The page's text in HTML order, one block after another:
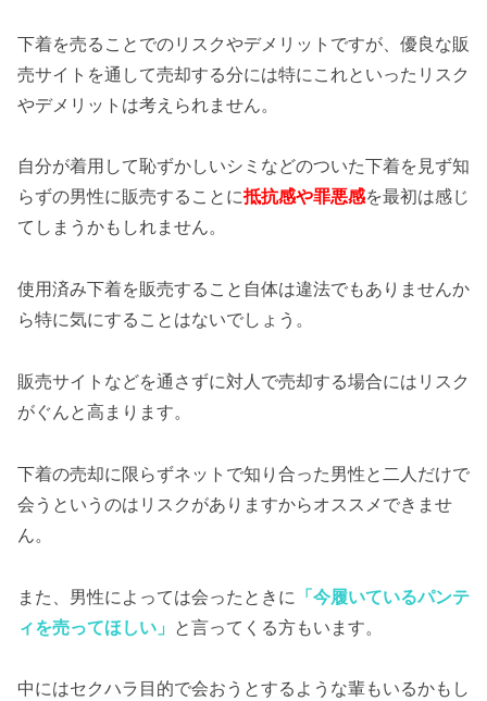
下着を売ることでのリスクやデメリットですが、優良な販
売サイトを通して売却する分には特にこれといったリスク
やデメリットは考えられません。
自分が着用して恥ずかしいシミなどのついた下着を見ず知
らずの男性に販売することに抵抗感や罪悪感を最初は感じ
てしまうかもしれません。
使用済み下着を販売すること自体は違法でもありませんか
ら特に気にすることはないでしょう。
販売サイトなどを通さずに対人で売却する場合にはリスク
がぐんと高まります。
下着の売却に限らずネットで知り合った男性と二人だけで
会うというのはリスクがありますからオススメできませ
ん。
また、男性によっては会ったときに 「今履いているパンテ
ィを売ってほしい」 と言ってくる方もいます。
中にはセクハラ目的で会おうとするような輩もいるかもし